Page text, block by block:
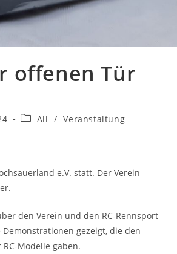
offenen Tür
All / Veranstaltung
e.V. statt. Der Verein
den Verein und den RC-Rennsport
gezeigt, die den
Modelle gaben.